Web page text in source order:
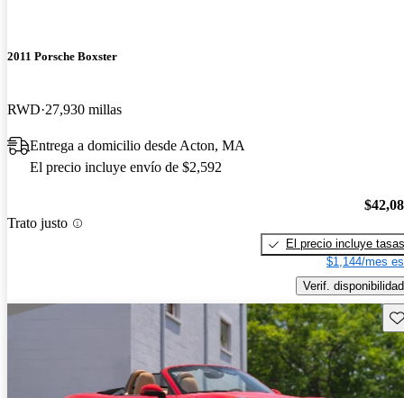
2011 Porsche Boxster
RWD 27,930 millas
Entrega a domicilio desde Acton, MA
El precio incluye envío de $2,592
Trato justo
El precio incluye tasas
$1,144/mes
Verif. disponibilidad